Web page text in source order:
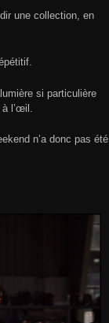
une collection, en
si particulière
l’œil.
n’a donc pas été